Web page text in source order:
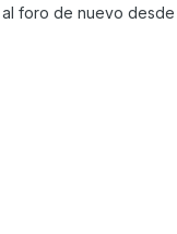
foro de nuevo desde